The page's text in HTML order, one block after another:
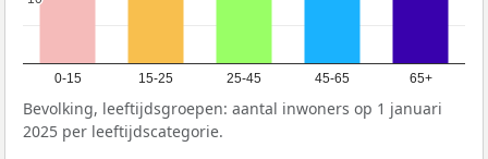
0-15 15-25 25-45 45-65 65+
Bevolking, leeftijdsgroepen: aantal inwoners op 1 januari
2025 per leeftijdscategorie.